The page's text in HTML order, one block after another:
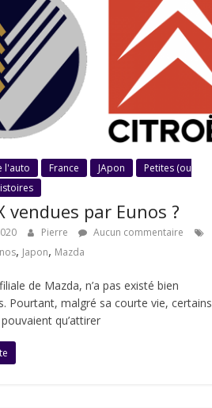
l'auto France JApon
Petites (ou
vendues par Eunos ?
Pierre
Aucun commentaire
, Japon, Mazda
de Mazda, n’a pas existé bien
Pourtant, malgré sa courte vie, certains
qu’attirer